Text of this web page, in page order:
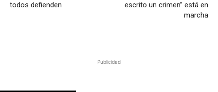
todos defienden
escrito un crimen” está en
marcha
Publicidad